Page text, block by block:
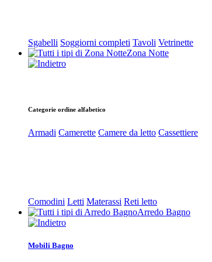
Sgabelli Soggiorni completi Tavoli Vetrinette
Zona Notte
Categorie ordine alfabetico
Armadi Camerette Camere da letto Cassettiere
Comodini Letti Materassi Reti letto
Arredo Bagno
Mobili Bagno